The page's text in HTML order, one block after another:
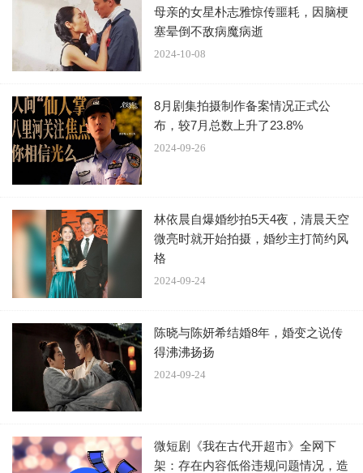
母亲的女星朴志雅惊传噩耗，因脑梗
塞晕倒不敌病魔病逝
2024-10-08
8月剧集拍摄制作备案情况正式公
布，较7月总数上升了23.8%
2024-09-26
林依晨自爆婚纱拍5天4夜，清晨天空
微亮时就开始拍摄，婚纱主打简约风
格
2024-09-24
陈晓与陈妍希结婚8年，婚变之说传
得沸沸扬扬
2024-09-24
微短剧《我在古代开超市》全网下
架：存在内容低俗违规问题情况，造